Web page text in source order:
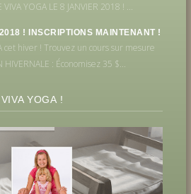
YOGA LE 8 JANVIER 2018 ! ...
! INSCRIPTIONS MAINTENANT !
cet hiver ! Trouvez un cours sur mesure
: Économisez 35 $...
YOGA !